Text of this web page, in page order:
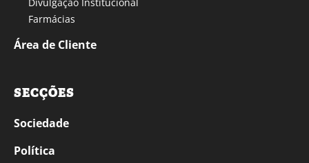
Farmácias
Área de Cliente
SECÇÕES
Sociedade
Política